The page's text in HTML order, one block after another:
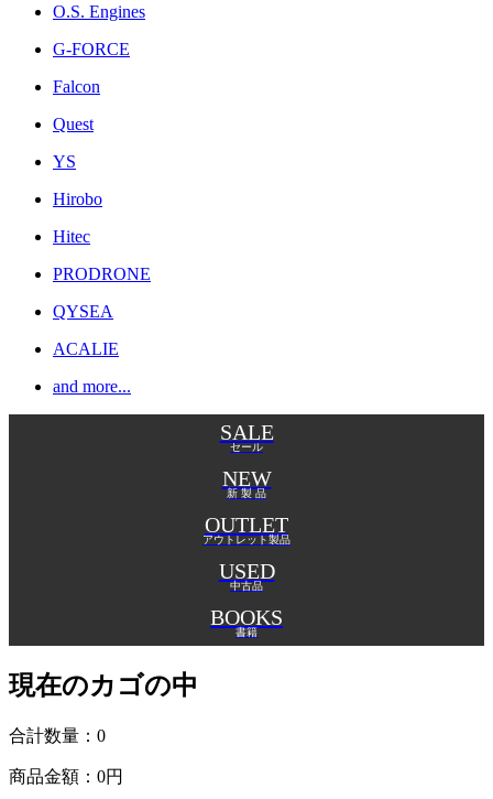
O.S. Engines
G-FORCE
Falcon
Quest
YS
Hirobo
Hitec
PRODRONE
QYSEA
ACALIE
and more...
SALE
セール
NEW
新 製 品
OUTLET
アウトレット製品
USED
中古品
BOOKS
書籍
現在のカゴの中
合計数量： 0
商品金額： 0円